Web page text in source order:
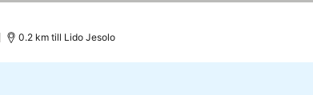
0.2 km till Lido Jesolo